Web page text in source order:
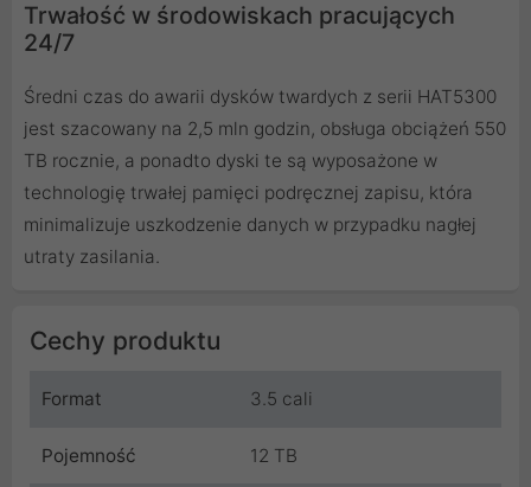
Trwałość w środowiskach pracujących
24/7
Średni czas do awarii dysków twardych z serii HAT5300
jest szacowany na 2,5 mln godzin, obsługa obciążeń 550
TB rocznie, a ponadto dyski te są wyposażone w
technologię trwałej pamięci podręcznej zapisu, która
minimalizuje uszkodzenie danych w przypadku nagłej
utraty zasilania.
Cechy produktu
Format 3.5 cali
Pojemność 12 TB